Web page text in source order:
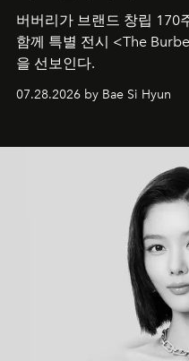
버버리가 브랜드 창립 170
함께 특별 전시 <The
을 선보인다.
07.28.2026 by Bae Si Hyun